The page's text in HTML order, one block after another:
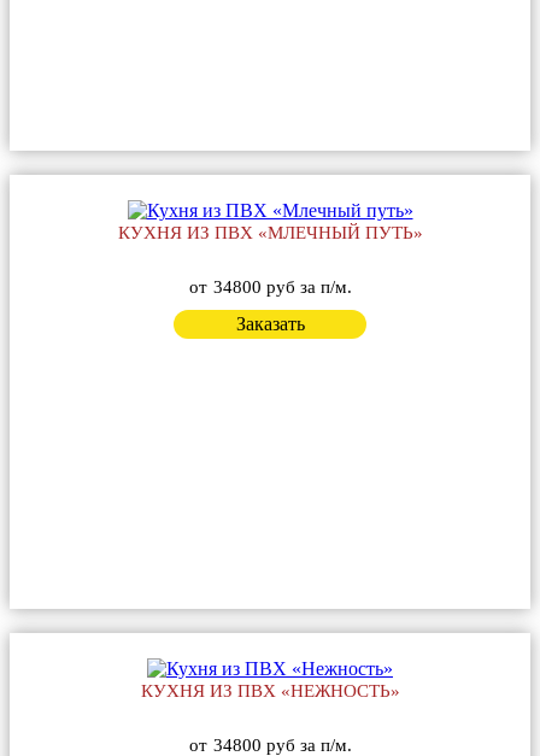
КУХНЯ ИЗ ПВХ «МЛЕЧНЫЙ ПУТЬ»
от 34800 руб за п/м.
Заказать
КУХНЯ ИЗ ПВХ «НЕЖНОСТЬ»
от 34800 руб за п/м.